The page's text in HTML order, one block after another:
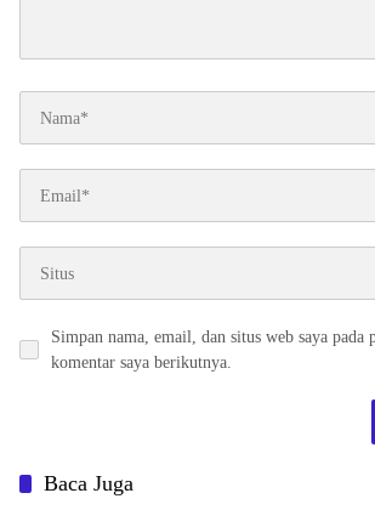
Simpan nama, email, dan situs web saya pada
komentar saya berikutnya.
Baca Juga